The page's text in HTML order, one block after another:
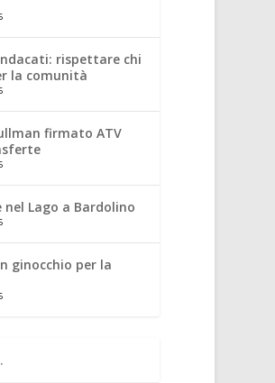
rispettare chi
la comunità
firmato ATV
nel Lago a Bardolino
ginocchio per la